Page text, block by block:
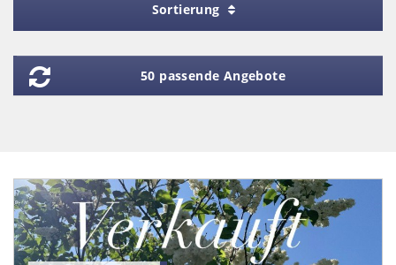
Sortierung
50 passende Angebote